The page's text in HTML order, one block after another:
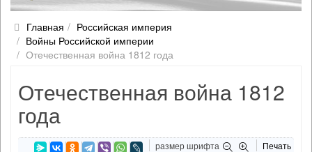
Главная
Российская империя
Войны Российской империи
Отечественная война 1812 года
Отечественная война 1812
года
размер шрифта Печать